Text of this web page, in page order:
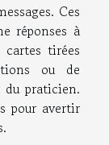
Ces
réponses à
tirées
ou de
praticien.
pour avertir